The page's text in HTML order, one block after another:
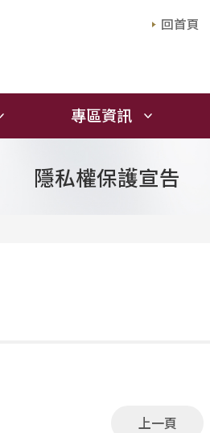
回首頁
專區資訊
隱私權保護宣告
上一頁